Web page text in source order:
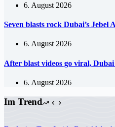
6. August 2026
Seven blasts rock Dubai’s
6. August 2026
After blast videos go viral,
6. August 2026
Im Trend